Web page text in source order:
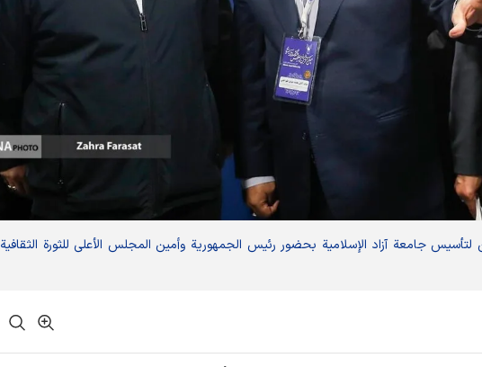
لتأسيس جامعة آزاد الإسلامية بحضور رئيس الجمهورية وأمين المجلس الأعلى للثورة الثقافية